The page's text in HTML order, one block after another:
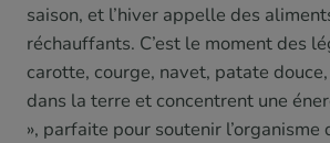
saison, et l’hiver appelle des
réchauffants. C’est le moment des
carotte, courge, navet, patate
dans la terre et concentrent une
», parfaite pour soutenir l’organisme